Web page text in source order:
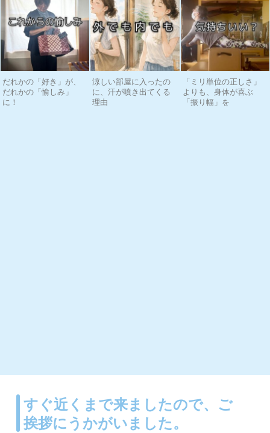
だれかの「好き」が、
だれかの「愉しみ」
に！
涼しい部屋に入ったの
に、汗が噴き出てくる
理由
「ミリ単位の正しさ」
よりも、身体が喜ぶ
「振り幅」を
すぐ近くまで来ましたので、ご
挨拶にうかがいました。